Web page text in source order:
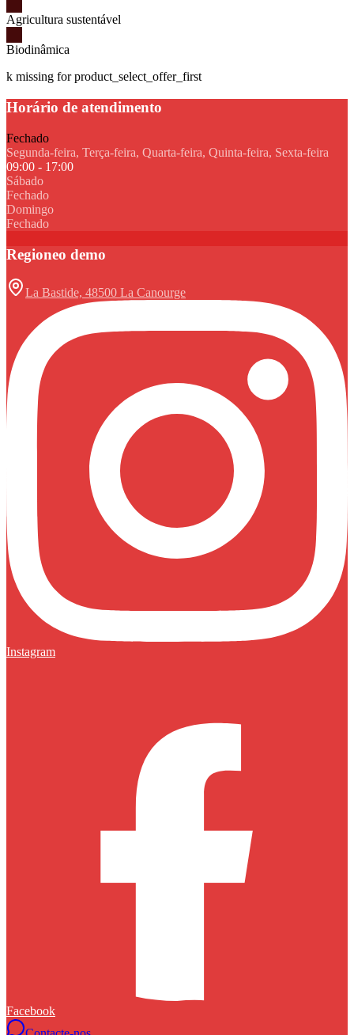
Agricultura sustentável
Biodinâmica
k missing for product_select_offer_first
Horário de atendimento
Fechado
Segunda-feira, Terça-feira, Quarta-feira, Quinta-feira, Sexta-feira
09:00 - 17:00
Sábado
Fechado
Domingo
Fechado
Regioneo demo
La Bastide, 48500 La Canourge
Instagram
Facebook